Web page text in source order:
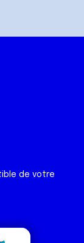
de votre